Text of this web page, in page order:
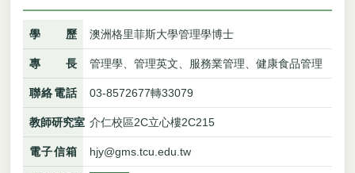
學歷 澳洲格里菲斯大學管理學博士
專長 管理學、管理英文、服務業管理、健康食品管理
聯絡電話 03-8572677轉33079
教師研究室 介仁校區2C立心樓2C215
電子信箱 hjy@gms.tcu.edu.tw